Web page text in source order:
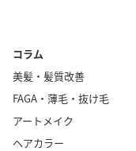
コラム
美髪・髪質改善
FAGA・薄毛・抜け毛
アートメイク
ヘアカラー